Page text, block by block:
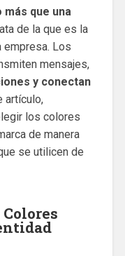
que una
de la que es la
empresa. Los
mensajes,
y conectan
artículo,
los colores
de manera
se utilicen de